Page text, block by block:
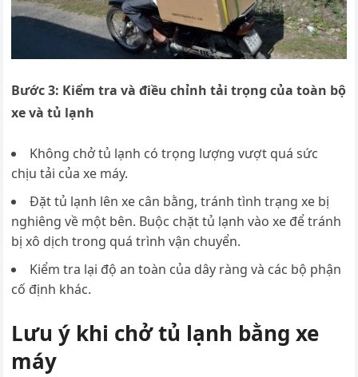
Bước 3: Kiểm tra và điều chỉnh tải trọng của toàn bộ
xe và tủ lạnh
Không chở tủ lạnh có trọng lượng vượt quá sức
chịu tải của xe máy.
Đặt tủ lạnh lên xe cân bằng, tránh tình trạng xe bị
nghiêng về một bên. Buộc chặt tủ lạnh vào xe để tránh
bị xô dịch trong quá trình vận chuyển.
Kiểm tra lại độ an toàn của dây ràng và các bộ phận
cố định khác.
Lưu ý khi chở tủ lạnh bằng xe
máy